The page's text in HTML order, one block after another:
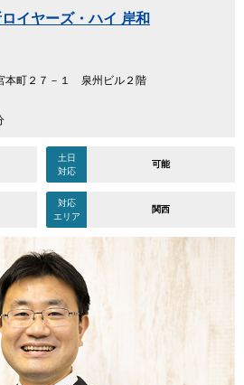
イヤーズ・ハイ 岸和
本町２７－１ 泉州ビル２階
土日
対応
可能
対応
エリア
関西